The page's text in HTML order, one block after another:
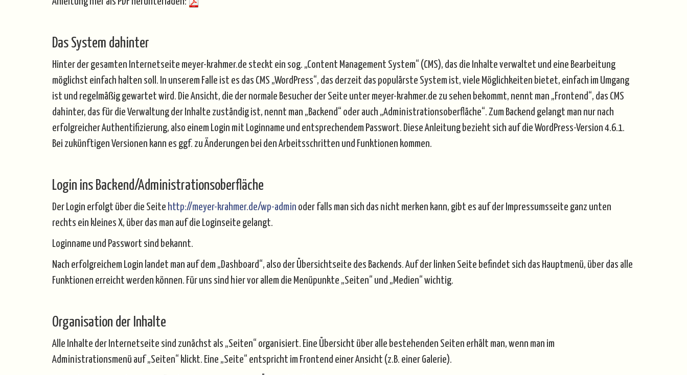
Das System dahinter
Hinter der gesamten Internetseite meyer-krahmer.de steckt ein sog. „Content Management System“ (CMS), das die Inhalte verwaltet und eine Bearbeitung
möglichst einfach halten soll. In unserem Falle ist es das CMS „WordPress“, das derzeit das populärste System ist, viele Möglichkeiten bietet, einfach im Umgang
ist und regelmäßig gewartet wird. Die Ansicht, die der normale Besucher der Seite unter meyer-krahmer.de zu sehen bekommt, nennt man „Frontend“, das CMS
dahinter, das für die Verwaltung der Inhalte zuständig ist, nennt man „Backend“ oder auch „Administrationsoberfläche“. Zum Backend gelangt man nur nach
erfolgreicher Authentifizierung, also einem Login mit Loginname und entsprechendem Passwort. Diese Anleitung bezieht sich auf die WordPress-Version 4.6.1.
Bei zukünftigen Versionen kann es ggf. zu Änderungen bei den Arbeitsschritten und Funktionen kommen.
Login ins Backend/Administrationsoberfläche
Der Login erfolgt über die Seite http://meyer-krahmer.de/wp-admin oder falls man sich das nicht merken kann, gibt es auf der Impressumsseite ganz unten
rechts ein kleines X, über das man auf die Loginseite gelangt.
Loginname und Passwort sind bekannt.
Nach erfolgreichem Login landet man auf dem „Dashboard“, also der Übersichtseite des Backends. Auf der linken Seite befindet sich das Hauptmenü, über das alle
Funktionen erreicht werden können. Für uns sind hier vor allem die Menüpunkte „Seiten“ und „Medien“ wichtig.
Organisation der Inhalte
Alle Inhalte der Internetseite sind zunächst als „Seiten“ organisiert. Eine Übersicht über alle bestehenden Seiten erhält man, wenn man im
Administrationsmenü auf „Seiten“ klickt. Eine „Seite“ entspricht im Frontend einer Ansicht (z.B. einer Galerie).